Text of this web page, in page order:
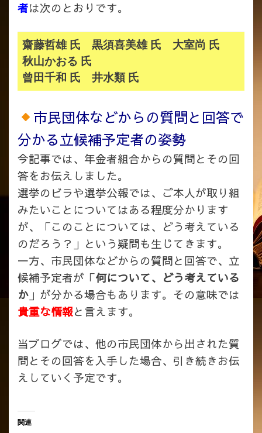
者は次のとおりです。
齋藤哲雄 氏 黒須喜美雄 氏 大室尚 氏
秋山かおる 氏
曾田千和 氏 井水類 氏
市民団体などからの質問と回答で
分かる立候補予定者の姿勢
今記事では、年金者組合からの質問とその回
答をお伝えしました。
選挙のビラや選挙公報では、ご本人が取り組
みたいことについてはある程度分かります
が、「このことについては、どう考えている
のだろう？」という疑問も生じてきます。
一方、市民団体などからの質問と回答で、立
候補予定者が「何について、どう考えている
か 」が分かる場合もあります。その意味では
貴重な情報と言えます。
当ブログでは、他の市民団体から出された質
問とその回答を入手した場合、引き続きお伝
えしていく予定です。
関連